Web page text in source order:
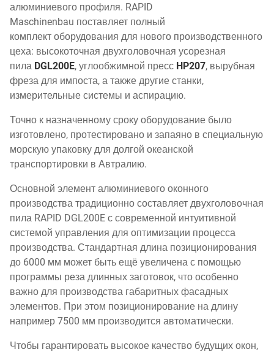
алюминиевого профиля. RAPID
Maschinenbau поставляет полный
комплект оборудования для нового производственного
цеха: высокоточная двухголовочная усорезная
пила DGL200E, углообжимной пресс HP207, вырубная
фреза для импоста, а также другие станки,
измерительные системы и аспирацию.
Точно к назначенному сроку оборудование было
изготовлено, протестировано и запаяно в специальную
морскую упаковку для долгой океанской
транспортировки в Автралию.
Основной элемент алюминиевого оконного
производства традиционно составляет двухголовочная
пила RAPID DGL200E с современной интуитивной
системой управления для оптимизации процесса
производства. Стандартная длина позиционирования
до 6000 мм может быть ещё увеличена с помощью
программы реза длинных заготовок, что особенно
важно для производства габаритных фасадных
элементов. При этом позиционирование на длину
например 7500 мм производится автоматически.
Чтобы гарантировать высокое качество будущих окон,